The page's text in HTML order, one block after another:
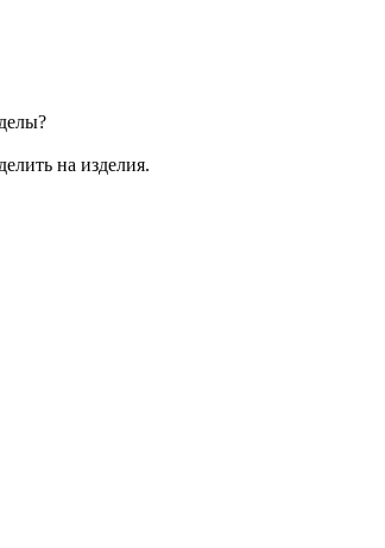
на изделия.